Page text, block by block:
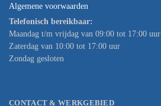
Algemene voorwaarden
Telefonisch bereikbaar:
Maandag t/m vrijdag van 09:00 tot 17:00 uur
Zaterdag van 10:00 tot 17:00 uur
Zondag gesloten
CONTACT & WERKGEBIED